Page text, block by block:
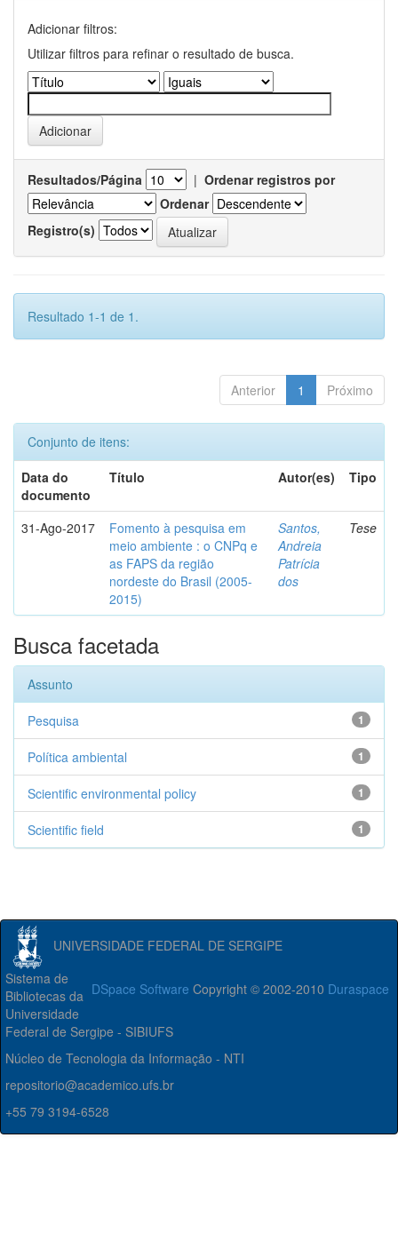
Adicionar filtros:
Utilizar filtros para refinar o resultado de busca.
Resultados/Página | Ordenar registros por
Ordenar
Registro(s)
Resultado 1-1 de 1.
Anterior 1 Próximo
Conjunto de itens:
Data do
documento
Título Autor(es) Tipo
31-Ago-2017
Fomento à pesquisa em
meio ambiente : o CNPq e
as FAPS da região
nordeste do Brasil (2005-
2015)
Santos,
Andreia
Patrícia
dos
Tese
Busca facetada
Assunto
1
Pesquisa
1
Política ambiental
1
Scientific environmental policy
1
Scientific field
UNIVERSIDADE FEDERAL DE SERGIPE
DSpace Software Copyright © 2002-2010 Duraspace
Sistema de
Bibliotecas da
Universidade
Federal de Sergipe - SIBIUFS
Núcleo de Tecnologia da Informação - NTI
repositorio@academico.ufs.br
+55 79 3194-6528